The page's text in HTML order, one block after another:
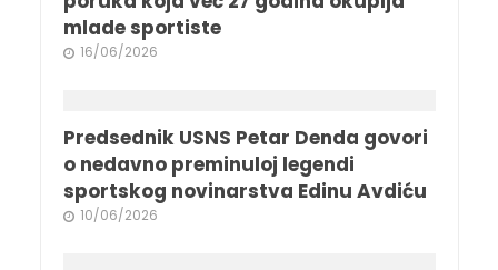
mlade sportiste
16/06/2026
Predsednik USNS Petar Denda govori
o nedavno preminuloj legendi
sportskog novinarstva Edinu Avdiću
10/06/2026